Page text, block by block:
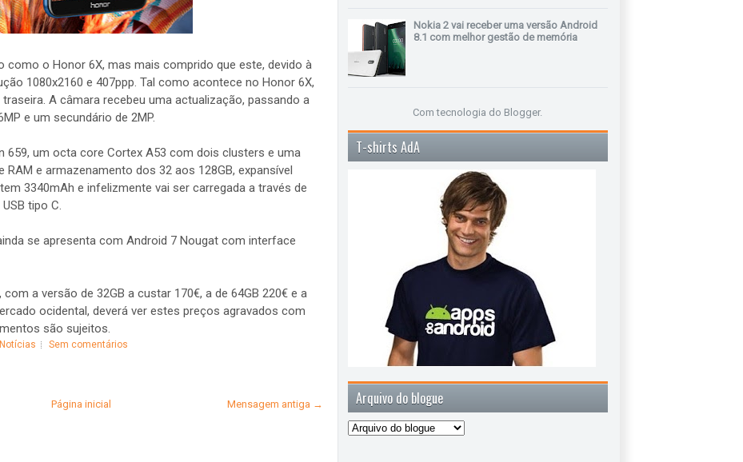
como o Honor 6X, mas mais comprido que este, devido à
1080x2160 e 407ppp. Tal como acontece no Honor 6X,
A câmara recebeu uma actualização, passando a
e um secundário de 2MP.
659, um octa core Cortex A53 com dois clusters e uma
RAM e armazenamento dos 32 aos 128GB, expansível
3340mAh e infelizmente vai ser carregada a través de
tipo C.
se apresenta com Android 7 Nougat com interface
a versão de 32GB a custar 170€, a de 64GB 220€ e a
ocidental, deverá ver estes preços agravados com
são sujeitos.
Notícias Sem comentários
Mensagem antiga →
Página inicial
Nokia 2 vai receber uma versão Android
8.1 com melhor gestão de memória
Com tecnologia do Blogger.
T-shirts AdA
Arquivo do blogue